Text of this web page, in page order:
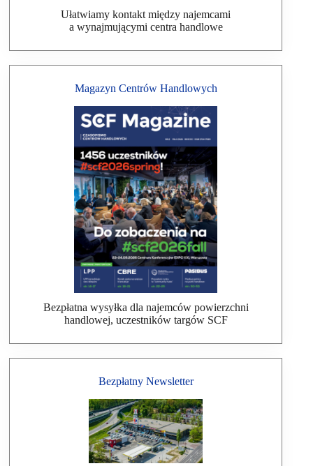
Ułatwiamy kontakt między najemcami
a wynajmującymi centra handlowe
Magazyn Centrów Handlowych
Bezpłatna wysyłka dla najemców powierzchni
handlowej, uczestników targów SCF
Bezpłatny Newsletter